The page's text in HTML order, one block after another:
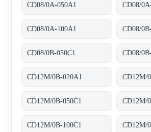
CD08/0A-050A1 CD08/
CD08/0A-100A1 CD08/
CD08/0B-050C1 CD08/
CD12M/0B-020A1 CD12M/
CD12M/0B-050C1 CD12M/
CD12M/0B-100C1 CD12M/